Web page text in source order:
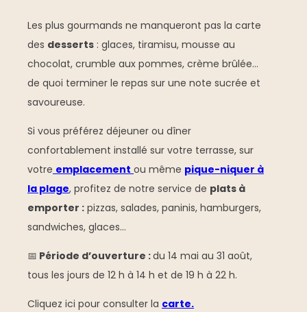
Les plus gourmands ne manqueront pas la carte
des desserts : glaces, tiramisu, mousse au
chocolat, crumble aux pommes, crème brûlée…
de quoi terminer le repas sur une note sucrée et
savoureuse.
Si vous préférez déjeuner ou dîner
confortablement installé sur votre terrasse, sur
votre emplacement ou même pique-niquer à
la plage, profitez de notre service de plats à
emporter : pizzas, salades, paninis, hamburgers,
sandwiches, glaces…
📅 Période d’ouverture :du 14 mai au 31 août,
tous les jours de 12 h à 14 h et de 19 h à 22 h.
Cliquez ici pour consulter la carte.